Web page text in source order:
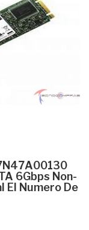
6Gbps Non-
El Numero De